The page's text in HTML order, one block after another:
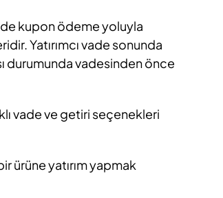
kupon ödeme yoluyla
Yatırımcı vade sonunda
durumunda vadesinden önce
vade ve getiri seçenekleri
ürüne yatırım yapmak